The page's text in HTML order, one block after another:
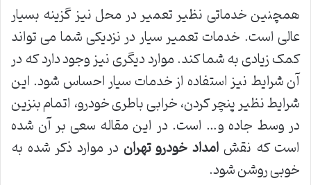
همچنین خدماتی نظیر تعمیر در محل نیز گزینه بسیار
عالی است. خدمات تعمیر سیار در نزدیکی شما می تواند
کمک زیادی به شما کند. موارد دیگری نیز وجود دارد که در
آن شرایط نیز استفاده از خدمات سیار احساس شود. این
شرایط نظیر پنچر کردن، خرابی باطری خودرو، اتمام بنزین
در وسط جاده و… است. در این مقاله سعی بر آن شده
است که نقشامداد خودرو تهران در موارد ذکر شده به
خوبی روشن شود.